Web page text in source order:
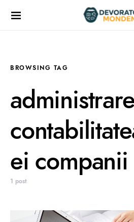
BROWSING TAG
ei companii
1 post